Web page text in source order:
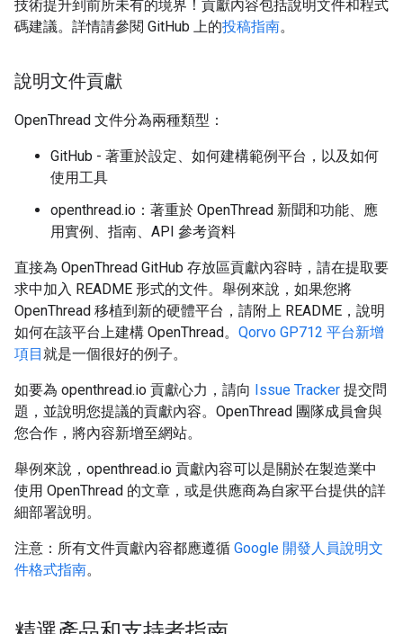
技術提升到前所未有的境界！貢獻內容包括說明文件和程式
碼建議。詳情請參閱 GitHub 上的投稿指南。
說明文件貢獻
OpenThread 文件分為兩種類型：
GitHub - 著重於設定、如何建構範例平台，以及如何
使用工具
openthread.io：著重於 OpenThread 新聞和功能、應
用實例、指南、API 參考資料
直接為 OpenThread GitHub 存放區貢獻內容時，請在提取要
求中加入 README 形式的文件。舉例來說，如果您將
OpenThread 移植到新的硬體平台，請附上 README，說明
如何在該平台上建構 OpenThread。 Qorvo GP712 平台新增
項目就是一個很好的例子。
如要為 openthread.io 貢獻心力，請向 Issue Tracker 提交問
題，並說明您提議的貢獻內容。OpenThread 團隊成員會與
您合作，將內容新增至網站。
舉例來說，openthread.io 貢獻內容可以是關於在製造業中
使用 OpenThread 的文章，或是供應商為自家平台提供的詳
細部署說明。
注意：所有文件貢獻內容都應遵循 Google 開發人員說明文
件格式指南。